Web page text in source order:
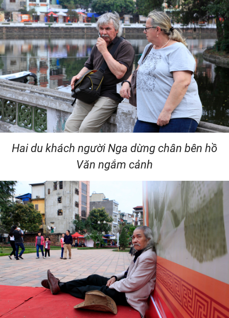
Hai du khách người Nga dừng chân bên hồ
Văn ngắm cảnh